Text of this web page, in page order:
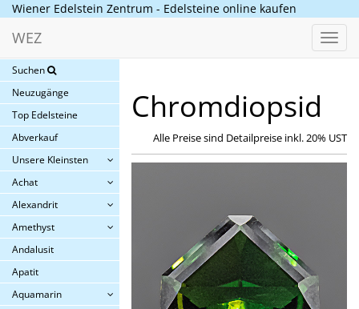
Wiener Edelstein Zentrum - Edelsteine online kaufen
WEZ
Suchen
Neuzugänge
Top Edelsteine
Abverkauf
Unsere Kleinsten
Achat
Alexandrit
Amethyst
Andalusit
Apatit
Aquamarin
Chromdiopsid
Alle Preise sind Detailpreise inkl. 20% UST